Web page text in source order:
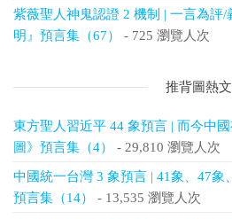
紫薇聖人神鬼認證 2 機制 | 一言為評/
明』預言集（67）
- 725 瀏覽人次
推背圖熱文
東方聖人習近平 44 象預言 | 而今中
圖》預言集（4）
- 29,810 瀏覽人次
中國統一台灣 3 象預言 | 41象、47象
預言集（14）
- 13,535 瀏覽人次